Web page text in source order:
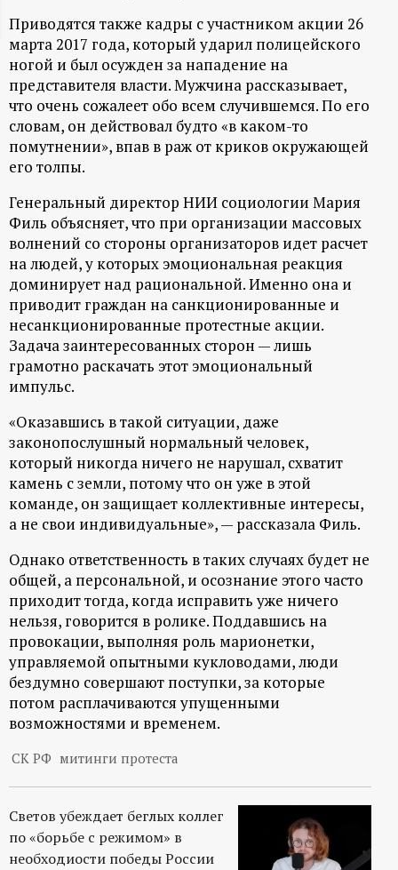
а
ц
и
о
н
н
ы
й
п
о
р
т
а
л
Приводятся также кадры с участником акции 26
марта 2017 года, который ударил полицейского
ногой и был осужден за нападение на
представителя власти. Мужчина рассказывает,
что очень сожалеет обо всем случившемся. По его
словам, он действовал будто «в каком-то
помутнении», впав в раж от криков окружающей
его толпы.
Генеральный директор НИИ социологии Мария
Филь объясняет, что при организации массовых
волнений со стороны организаторов идет расчет
на людей, у которых эмоциональная реакция
доминирует над рациональной. Именно она и
приводит граждан на санкционированные и
несанкционированные протестные акции.
Задача заинтересованных сторон — лишь
грамотно раскачать этот эмоциональный
импульс.
«Оказавшись в такой ситуации, даже
законопослушный нормальный человек,
который никогда ничего не нарушал, схватит
камень с земли, потому что он уже в этой
команде, он защищает коллективные интересы,
а не свои индивидуальные», — рассказала Филь.
Однако ответственность в таких случаях будет не
общей, а персональной, и осознание этого часто
приходит тогда, когда исправить уже ничего
нельзя, говорится в ролике. Поддавшись на
провокации, выполняя роль марионетки,
управляемой опытными кукловодами, люди
бездумно совершают поступки, за которые
потом расплачиваются упущенными
возможностями и временем.
СК РФ митинги протеста
Светов убеждает беглых коллег
по «борьбе с режимом» в
необходиости победы России